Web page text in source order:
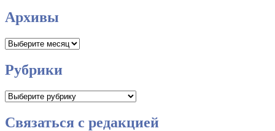
Архивы
Архивы
Рубрики
Рубрики
Связаться с редакцией